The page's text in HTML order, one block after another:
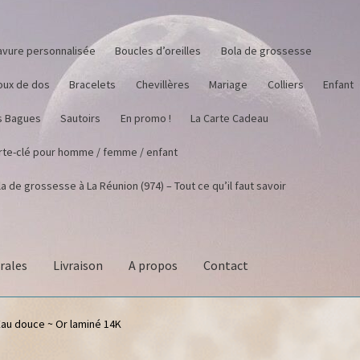
personnalisée Boucles d’oreilles Bola de grossesse
de dos Bracelets Chevillères Mariage Colliers Enfant
Bagues Sautoirs En promo ! La Carte Cadeau
clé pour homme / femme / enfant
de grossesse à La Réunion (974) – Tout ce qu’il faut savoir
Livraison A propos Contact
douce ~ Or laminé 14K